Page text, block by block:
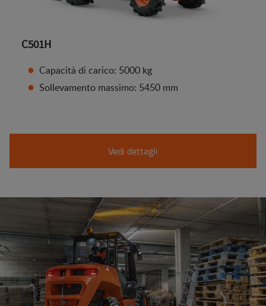
C501H
Capacità di carico: 5000 kg
Sollevamento massimo: 5450 mm
Vedi dettagli